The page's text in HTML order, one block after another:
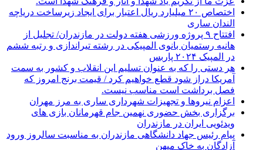
اختصاص ۲۰ میلیارد ریال اعتبار برای ایجاد زیرساخت دریاچه
الندان ساری
افتتاح ۹ پروژه ورزشی هفته دولت در مازندران/ تجلیل از
هانیه رستمیان بانوی المپیکی در رشته تیراندازی و رتبه ششم
در المپیک ۲۰۲۴ پاربس
هر دستی را که به عنوان تسلیم این انقلاب و کشور به سمت
آمريکا دراز شود قطع خواهیم کرد / قیمت برنج امروز که
فصل برداشت است مناسب نیست.
اعزام نیروها و تجهیزات شهرداری ساری به مرز مهران
برگزاری بخش حضوری نهمین جام قهرمانان بازی های
ویدئویی ایران در مازندران
پیام رئیس جهاد دانشگاهی مازندران به مناسبت سالروز ورود
آزادگان به خاک میهن